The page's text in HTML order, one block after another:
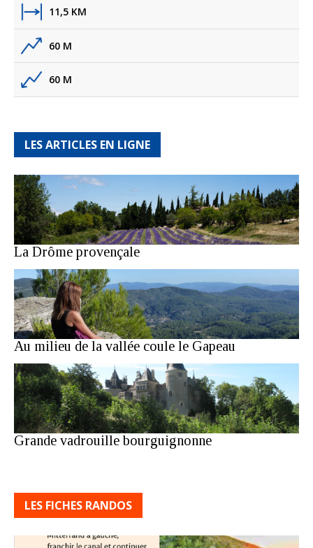
11,5 KM
60 M
60 M
LES ARTICLES EN LIGNE
La Drôme provençale
Au milieu de la vallée coule le Gapeau
Grande vadrouille bourguignonne
LES FICHES RANDOS